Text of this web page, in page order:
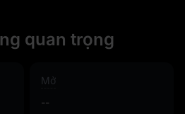
quan trọng
Mở
--